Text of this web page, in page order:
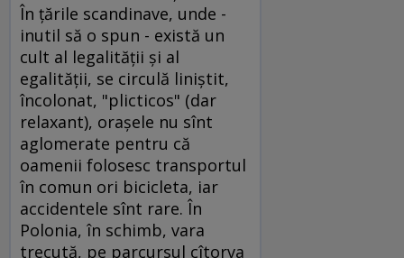
În ţările scandinave, unde -
inutil să o spun - există un
cult al legalităţii şi al
egalităţii, se circulă liniştit,
încolonat, "plicticos" (dar
relaxant), oraşele nu sînt
aglomerate pentru că
oamenii folosesc transportul
în comun ori bicicleta, iar
accidentele sînt rare. În
Polonia, în schimb, vara
trecută, pe parcursul cîtorva